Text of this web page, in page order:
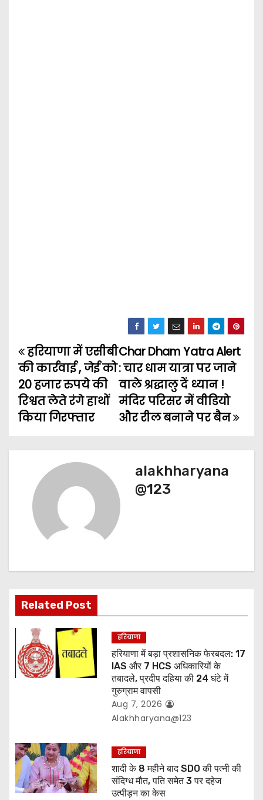
P
o
s
n
a
t
o
n
Char Dham Yatra Alert
: चार धाम यात्रा पर जाने
वाले श्रद्धालु दें ध्यान !
मंदिर परिसर में वीडियो
और रील बनाने पर बैन
हरियाणा में एसीबी
की कार्रवाई , जेई को
20 हजार रुपये की
रिश्वत लेते रंगे हाथों
किया गिरफ्तार
alakhharyana
@123
Related Post
हरियाणा
हरियाणा में बड़ा प्रशासनिक फेरबदल: 17
IAS और 7 HCS अधिकारियों के
तबादले, प्रदीप दहिया की 24 घंटे में
गुरुग्राम वापसी
Aug 7, 2026
Alakhharyana@123
हरियाणा
शादी के 8 महीने बाद SDO की पत्नी की
संदिग्ध मौत, पति समेत 3 पर दहेज
उत्पीड़न का केस